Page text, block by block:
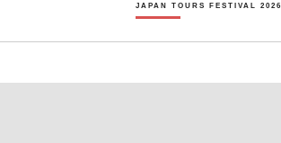
JAPAN TOURS FESTIVAL 2026